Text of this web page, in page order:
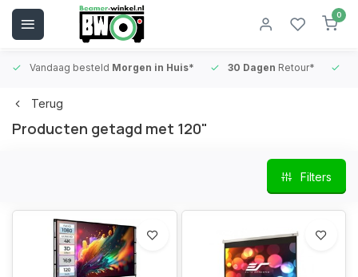
0
Vandaag besteld Morgen in Huis* 30 Dagen Retour*
Terug
Producten getagd met 120"
Filters